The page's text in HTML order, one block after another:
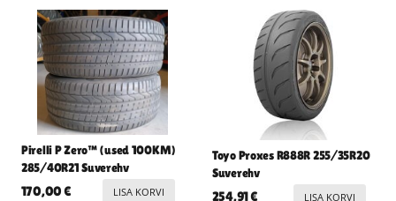
Pirelli P Zero™ (used 100KM)
285/40R21 Suverehv
170,00€ LISA KORVI
Toyo Proxes R888R 255/35R20
Suverehv
254,91€ LISA KORVI